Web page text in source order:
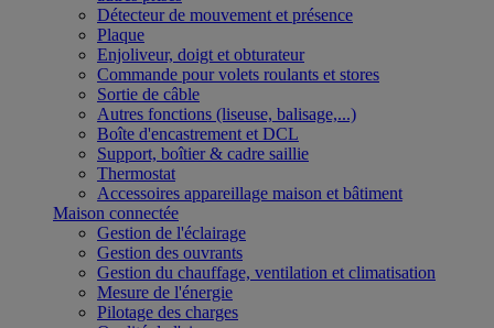
Détecteur de mouvement et présence
Plaque
Enjoliveur, doigt et obturateur
Commande pour volets roulants et stores
Sortie de câble
Autres fonctions (liseuse, balisage,...)
Boîte d'encastrement et DCL
Support, boîtier & cadre saillie
Thermostat
Accessoires appareillage maison et bâtiment
Maison connectée
Gestion de l'éclairage
Gestion des ouvrants
Gestion du chauffage, ventilation et climatisation
Mesure de l'énergie
Pilotage des charges